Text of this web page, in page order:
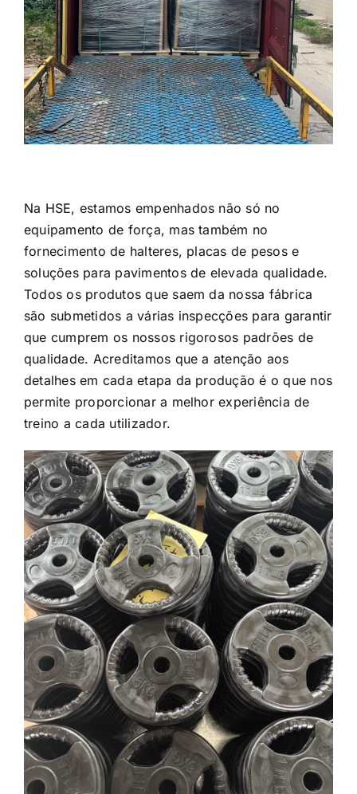
Na HSE, estamos empenhados não só no
equipamento de força, mas também no
fornecimento de halteres, placas de pesos e
soluções para pavimentos de elevada qualidade.
Todos os produtos que saem da nossa fábrica
são submetidos a várias inspecções para garantir
que cumprem os nossos rigorosos padrões de
qualidade. Acreditamos que a atenção aos
detalhes em cada etapa da produção é o que nos
permite proporcionar a melhor experiência de
treino a cada utilizador.